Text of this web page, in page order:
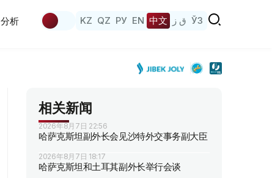
分析 KZ QZ РУ EN 中文 ق ز ЎЗ
相关新闻
2026年8月7日 22:56
哈萨克斯坦副外长会见沙特外交事务副大臣
2026年8月7日 18:17
哈萨克斯坦和土耳其副外长举行会谈